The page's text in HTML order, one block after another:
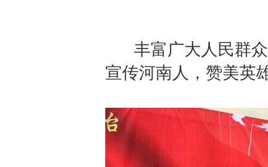
丰富广大人民群众
宣传河南人，赞美英